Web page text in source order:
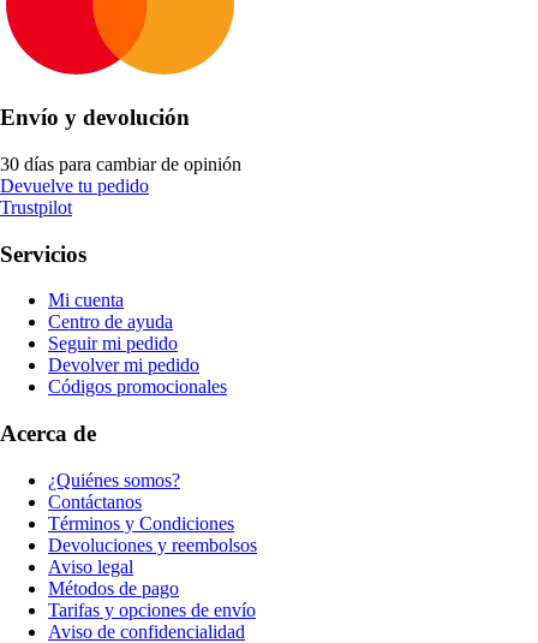
Envío y devolución
30 días para cambiar de opinión
Devuelve tu pedido
Trustpilot
Servicios
Mi cuenta
Centro de ayuda
Seguir mi pedido
Devolver mi pedido
Códigos promocionales
Acerca de
¿Quiénes somos?
Contáctanos
Términos y Condiciones
Devoluciones y reembolsos
Aviso legal
Métodos de pago
Tarifas y opciones de envío
Aviso de confidencialidad